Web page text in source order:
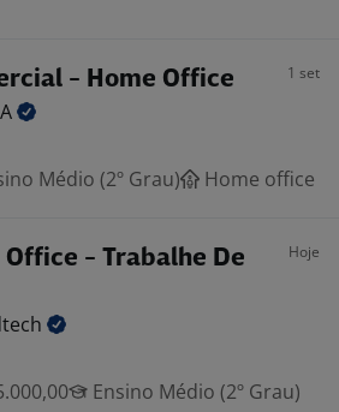
- Home Office 1 set
Médio (2º Grau) Home office
Office - Trabalhe De
Hoje
Ensino Médio (2º Grau)